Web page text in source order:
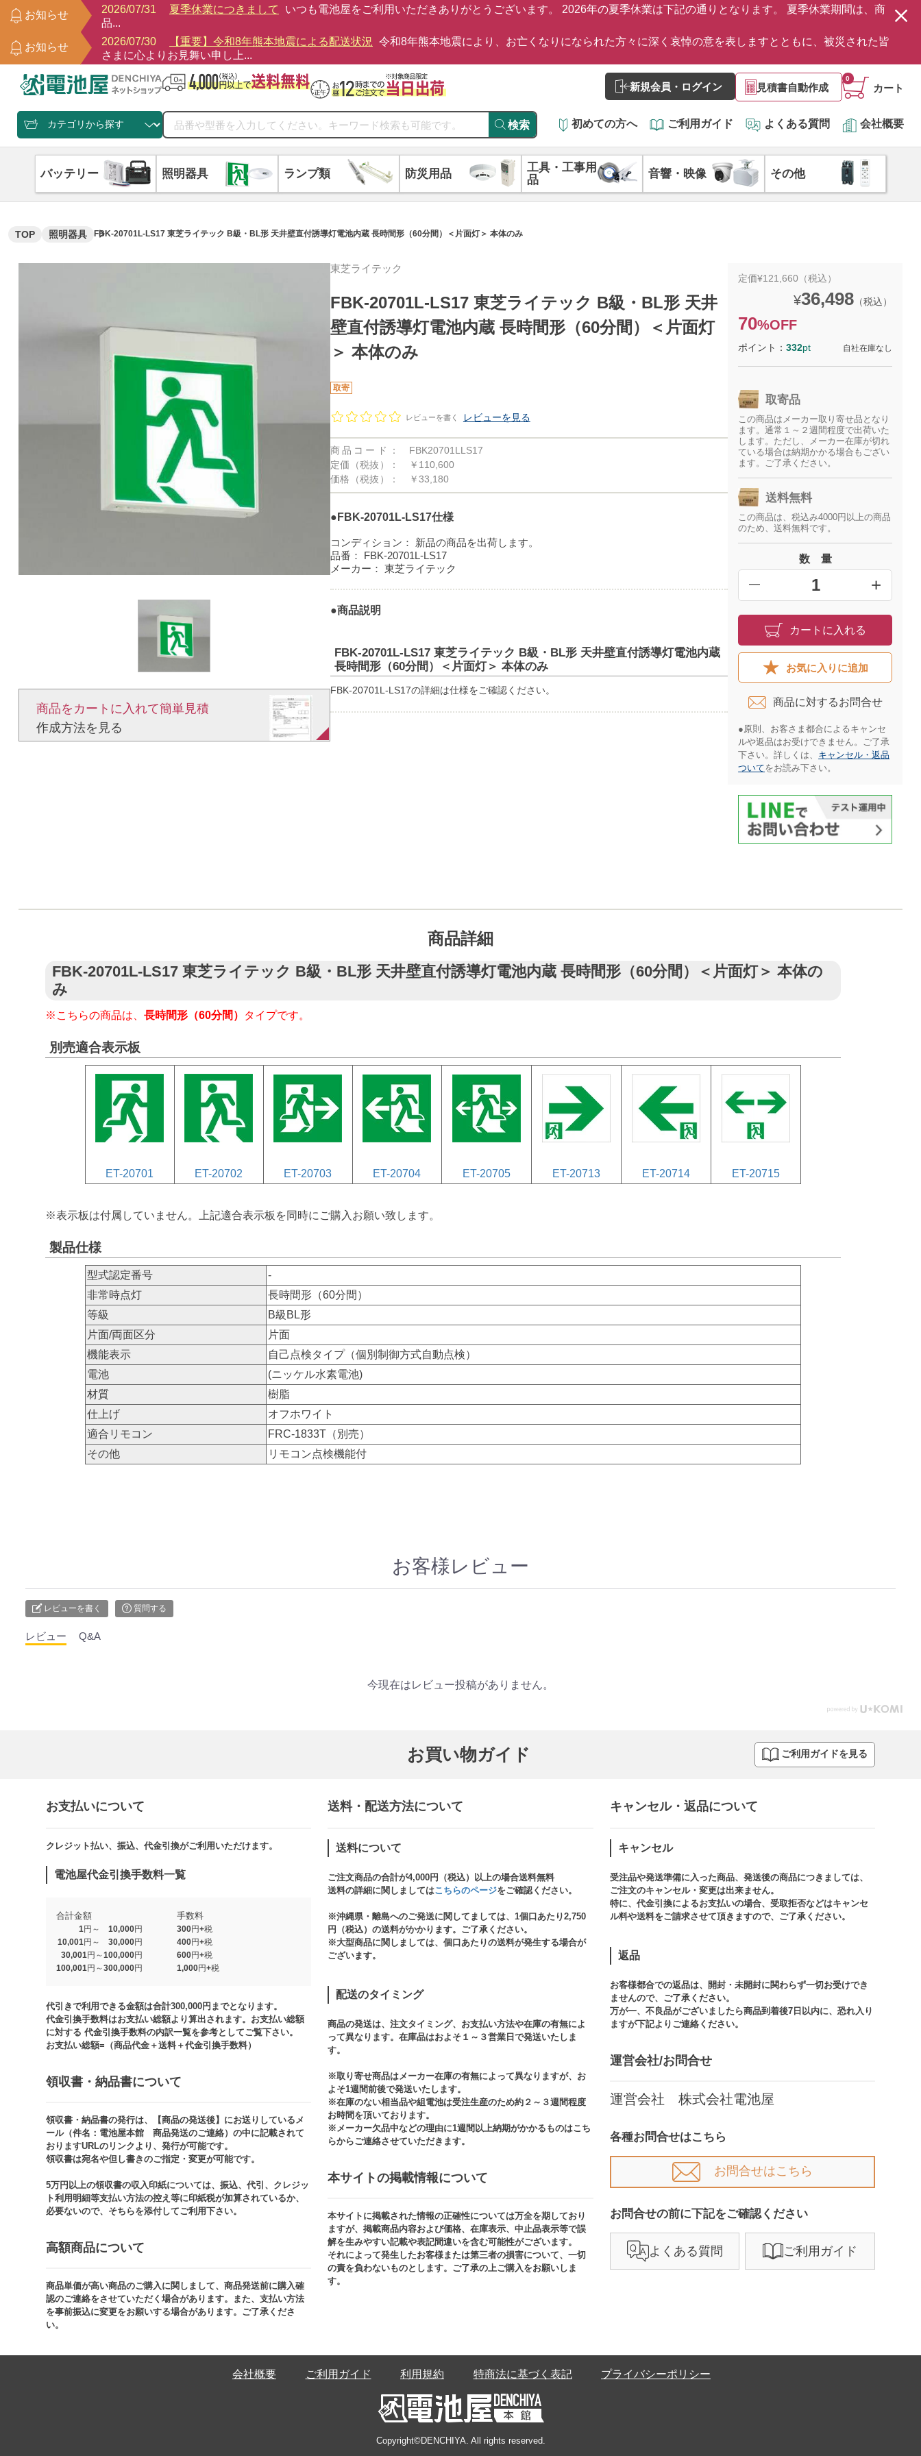
お知らせ
2026/07/31 夏季休業につきまして
いつも電池屋をご利用いただきありがとうございます。 2026年の夏季休業は下記の通りとなります。 夏季休業期間は、商
品...
お知らせ
2026/07/30 【重要】令和8年熊本地震による配送状況 令和8年熊本地震により、お亡くなりになられた方々に深く哀悼の意を表しますとともに、被災された皆
さまに心よりお見舞い申し上...
新規会員・ログイン 見積書自動作成 カート
0
検索 初めての方へ ご利用ガイド よくある質問 会社概要
バッテリー 照明器具 ランプ類 防災用品
工具・工事用
品
音響・映像 その他
TOP 照明器具 FBK-20701L-LS17 東芝ライテック B級・BL形 天井壁直付誘導灯電池内蔵 長時間形（60分間）＜片面灯＞ 本体のみ
商品をカートに入れて簡単見積​
作成方法を見る​​
東芝ライテック
FBK-20701L-LS17 東芝ライテック B級・BL形 天井
壁直付誘導灯電池内蔵 長時間形（60分間）＜片面灯
＞ 本体のみ
取寄
レビューを書く レビューを見る
商品コード：
FBK20701LLS17
定価（税抜）：
￥110,600
価格（税抜）：
￥33,180
●FBK-20701L-LS17仕様
コンディション：
新品の商品を出荷します。
品番：
FBK-20701L-LS17
メーカー： 東芝ライテック
●商品説明
FBK-20701L-LS17 東芝ライテック B級・BL形 天井壁直付誘導灯電池内蔵
長時間形（60分間）＜片面灯＞ 本体のみ
FBK-20701L-LS17の詳細は仕様をご確認ください。
定価¥121,660（税込）
¥36,498 （税込）
70%OFF
ポイント：332pt 自社在庫なし
取寄品
この商品はメーカー取り寄せ品となり
ます。通常１～２週間程度で出荷いた
します。ただし、メーカー在庫が切れ
ている場合は納期かかる場合もござい
ます。ご了承ください。
送料無料
この商品は、税込み4000円以上の商品
のため、送料無料です。
数 量
━ +
カートに入れる
お気に入りに追加
商品に対するお問合せ​
●原則、お客さま都合によるキャンセ
ルや返品はお受けできません。ご了承
下さい。詳しくは、 キャンセル・返品
ついてをお読み下さい。​
商品詳細
FBK-20701L-LS17 東芝ライテック B級・BL形 天井壁直付誘導灯電池内蔵 長時間形（60分間）＜片面灯＞ 本体の
み
※こちらの商品は、 長時間形（60分間） タイプです。
別売適合表示板
ET-20701 ET-20702 ET-20703 ET-20704 ET-20705 ET-20713 ET-20714 ET-20715
※表示板は付属していません。上記適合表示板を同時にご購入お願い致します。
製品仕様
型式認定番号
-
非常時点灯
長時間形（60分間）
等級
B級BL形
片面/両面区分
片面
機能表示
自己点検タイプ（個別制御方式自動点検）
電池
(ニッケル水素電池)
材質
樹脂
仕上げ
オフホワイト
適合リモコン
FRC-1833T（別売）
その他
リモコン点検機能付
お客様レビュー
レビューを書く 質問する
レビュー Q&A
今現在はレビュー投稿がありません。
お買い物ガイド ご利用ガイドを見る
お支払いについて
クレジット払い、振込、代金引換がご利用いただけます。​​
電池屋代金引換手数料一覧
合計金額 手数料
1円～ 10,000円
300円+税
10,001円～ 30,000円
400円+税
30,001円～100,000円
600円+税
100,001円～300,000円
1,000円+税​
代引きで利用できる金額は合計300,000円までとなります。
代金引換手数料はお支払い総額より算出されます。お支払い総額
に対する 代金引換手数料の内訳一覧を参考としてご覧下さい。​
お支払い総額=（商品代金＋送料＋代金引換手数料）​
領収書・納品書について​
領収書・納品書の発行は、【商品の発送後】にお送りしているメ
ール（件名：電池屋本館 商品発送のご連絡）の中に記載されて
おりますURLのリンクより、発行が可能です。
領収書は宛名や但し書きのご指定・変更が可能です。​​
5万円以上の領収書の収入印紙については、振込、代引、クレジッ
ト利用明細等支払い方法の控え等に印紙税が加算されているか、
必要ないので、そちらを添付してご利用下さい。
高額商品について​
商品単価が高い商品のご購入に関しまして、商品発送前に購入確
認のご連絡をさせていただく場合があります。また、支払い方法
を事前振込に変更をお願いする場合があります。ご了承くださ
い。​
送料・配送方法について​
送料について
ご注文商品の合計が4,000円（税込）以上の場合送料無料
送料の詳細に関しましてはこちらのページをご確認ください。​
※沖縄県・離島へのご発送に関してましては、1個口あたり2,750
円（税込）の送料がかかります。ご了承ください。
※大型商品に関しましては、個口あたりの送料が発生する場合が
ございます。​
配送のタイミング
商品の発送は、注文タイミング、お支払い方法や在庫の有無によ
って異なります。在庫品はおよそ１～３営業日で発送いたしま
す。​
※取り寄せ商品はメーカー在庫の有無によって異なりますが、お
よそ1週間前後で発送いたします。
※在庫のない相当品や組電池は受注生産のため約２～３週間程度
お時間を頂いております。​
※メーカー欠品中などの理由に1週間以上納期がかかるものはこち
らからご連絡させていただきます。
本サイトの掲載情報について​
本サイトに掲載された情報の正確性については万全を期しており
ますが、掲載商品内容および価格、在庫表示、中止品表示等で誤
解を生みやすい記載や表記間違いを含む可能性がございます。​
それによって発生したお客様または第三者の損害について、一切
の責を負わないものとします。ご了承の上ご購入をお願いしま
す。
キャンセル・返品について​
キャンセル
受注品や発送準備に入った商品、発送後の商品につきましては、
ご注文のキャンセル・変更は出来ません。​
特に、代金引換によるお支払いの場合、受取拒否などはキャンセ
ル料や送料をご請求させて頂きますので、ご了承ください。​
返品
お客様都合での返品は、開封・未開封に関わらず一切お受けでき
ませんので、ご了承ください。​​
万が一、不良品がございましたら商品到着後7日以内に、恐れ入り
ますが下記よりご連絡ください。
運営会社/お問合せ​
運営会社 株式会社電池屋
各種お問合せはこちら
お問合せはこちら
お問合せの前に下記をご確認ください​
よくある質問 ご利用ガイド
会社概要 ご利用ガイド 利用規約 特商法に基づく表記 プライバシーポリシー
Copyright©DENCHIYA. All rights reserved.